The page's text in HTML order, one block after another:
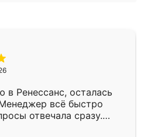
в Ренессанс, осталась
всё быстро
отвечала сразу.
в субботу, подошёл к